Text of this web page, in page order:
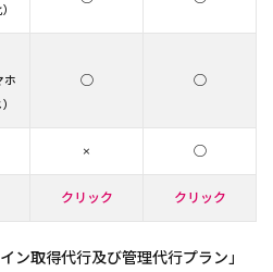
ホ
◯ ◯
× ◯
クリック クリック
ン取得代行及び管理代行プラン」